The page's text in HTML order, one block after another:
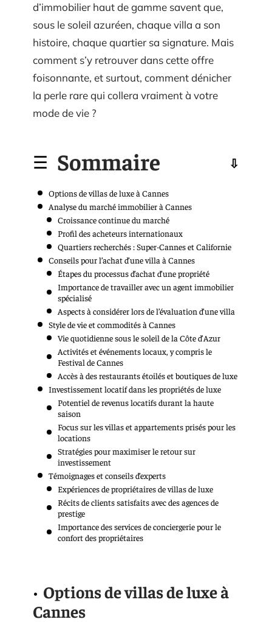
d’immobilier haut de gamme savent que,
sous le soleil azuréen, chaque villa a son
histoire, chaque quartier sa signature. Mais
comment s’y retrouver dans cette offre
foisonnante, et surtout, comment dénicher
la perle rare qui collera vraiment à votre
mode de vie ?
Sommaire
Options de villas de luxe à Cannes
Analyse du marché immobilier à Cannes
Croissance continue du marché
Profil des acheteurs internationaux
Quartiers recherchés : Super-Cannes et Californie
Conseils pour l’achat d’une villa à Cannes
Étapes du processus d’achat d’une propriété
Importance de travailler avec un agent immobilier
spécialisé
Aspects à considérer lors de l’évaluation d’une villa
Style de vie et commodités à Cannes
Vie quotidienne sous le soleil de la Côte d’Azur
Activités et événements locaux, y compris le
Festival de Cannes
Accès à des restaurants étoilés et boutiques de luxe
Investissement locatif dans les propriétés de luxe
Potentiel de revenus locatifs durant la haute
saison
Focus sur les villas et appartements prisés pour les
locations
Stratégies pour maximiser le retour sur
investissement
Témoignages et conseils d’experts
Expériences de propriétaires de villas de luxe
Récits de clients satisfaits avec des agences de
prestige
Importance des services de conciergerie pour le
confort des propriétaires
Options de villas de luxe à
Cannes